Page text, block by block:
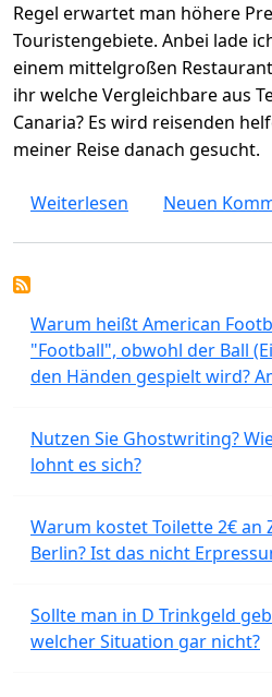
Regel erwartet man höhere
Touristengebiete. Anbei lade
einem mittelgroßen
ihr welche Vergleichbare aus
Canaria? Es wird reisenden
meiner Reise danach gesucht.
Weiterlesen über Preise von
Neuen
Warum heißt American
"Football", obwohl der Ball
den Händen gespielt wird?
Nutzen Sie Ghostwriting?
lohnt es sich?
Warum kostet Toilette 2€ an
Berlin? Ist das nicht
Sollte man in D Trinkgeld
welcher Situation gar nicht?